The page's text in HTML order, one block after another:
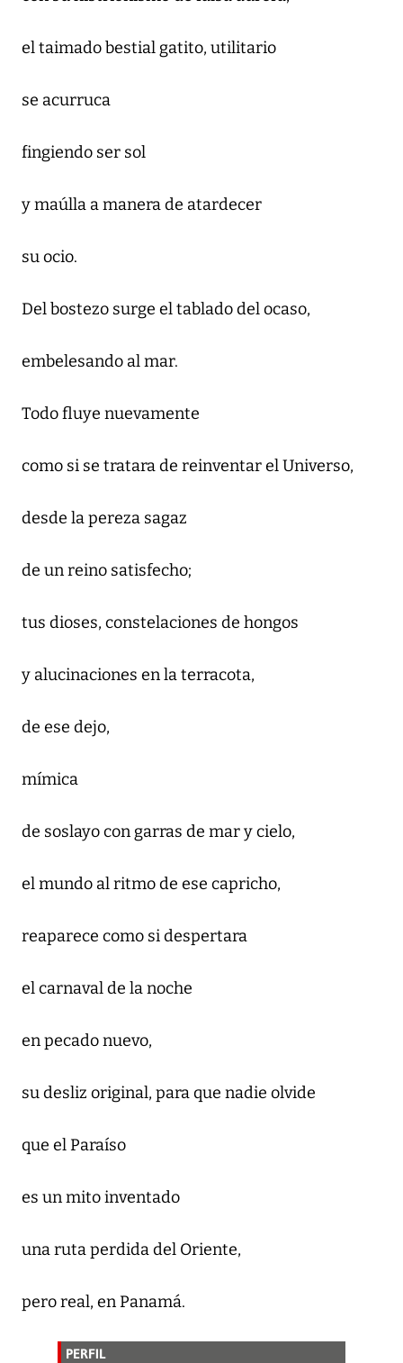
el taimado bestial gatito, utilitario
se acurruca
fingiendo ser sol
y maúlla a manera de atardecer
su ocio.
Del bostezo surge el tablado del ocaso,
embelesando al mar.
Todo fluye nuevamente
como si se tratara de reinventar el Universo,
desde la pereza sagaz
de un reino satisfecho;
tus dioses, constelaciones de hongos
y alucinaciones en la terracota,
de ese dejo,
mímica
de soslayo con garras de mar y cielo,
el mundo al ritmo de ese capricho,
reaparece como si despertara
el carnaval de la noche
en pecado nuevo,
su desliz original, para que nadie olvide
que el Paraíso
es un mito inventado
una ruta perdida del Oriente,
pero real, en Panamá.
PERFIL